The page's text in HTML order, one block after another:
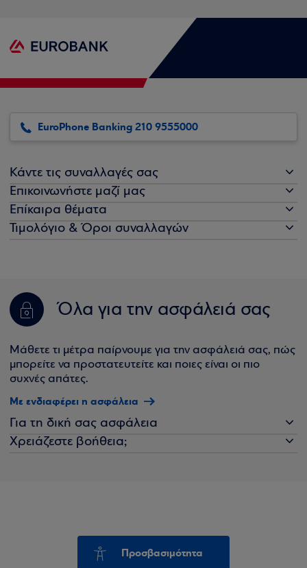
EuroPhone Banking 210 9555000
Κάντε τις συναλλαγές σας
Επικοινωνήστε μαζί μας
Επίκαιρα θέματα
Τιμολόγιο & Όροι συναλλαγών
Όλα για την ασφάλειά σας
Μάθετε τι μέτρα παίρνουμε για την ασφάλειά σας, πώς
μπορείτε να προστατευτείτε και ποιες είναι οι πιο
συχνές απάτες.
Με ενδιαφέρει η ασφάλεια
Για τη δική σας ασφάλεια
Χρειάζεστε βοήθεια;
Προσβασιμότητα